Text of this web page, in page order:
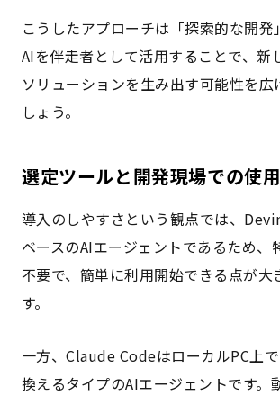
こうしたアプローチは「探索的な開発
AIを伴走者として活用することで、新
ソリューションを生み出す可能性を広
しょう。
選定ツールと開発現場での使
導入のしやすさという観点では、
ベースのAIエージェントであるため、
不要で、簡単に利用開始できる点が大
す。
一方、Claude CodeはローカルPC上
換えるタイプのAIエージェントです。